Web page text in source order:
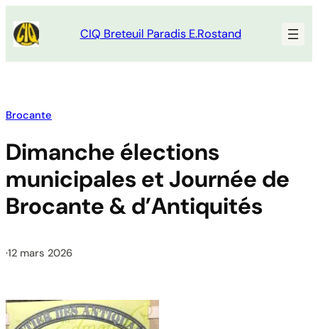
au
contenu
CIQ Breteuil Paradis E.Rostand
Brocante
Dimanche élections
municipales et Journée de
Brocante & d’Antiquités
·12 mars 2026